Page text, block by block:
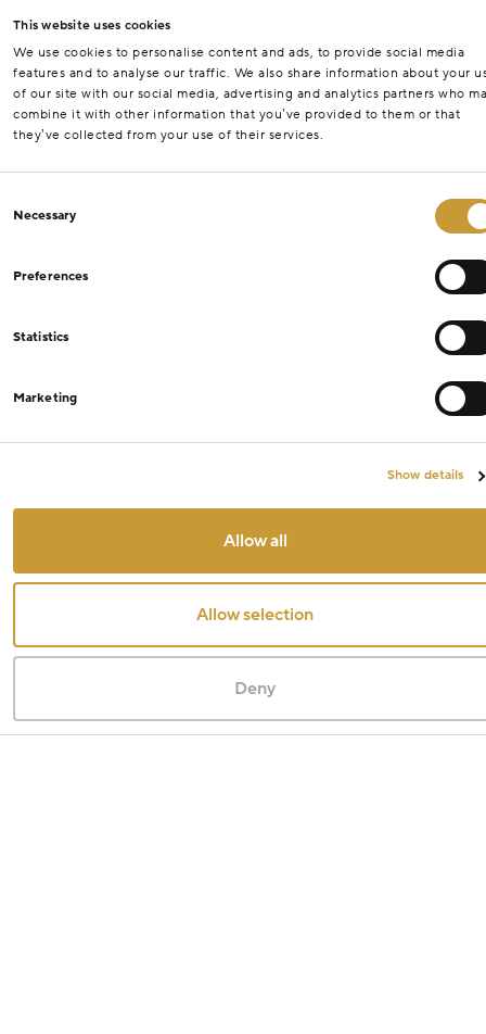
This website uses cookies
We use cookies to personalise content and ads, to provide social media
features and to analyse our traffic. We also share information about your
of our site with our social media, advertising and analytics partners who
combine it with other information that you’ve provided to them or that
they’ve collected from your use of their services.
Selection
Necessary
Preferences
Statistics
Marketing
Show details
Allow all
Allow selection
Deny